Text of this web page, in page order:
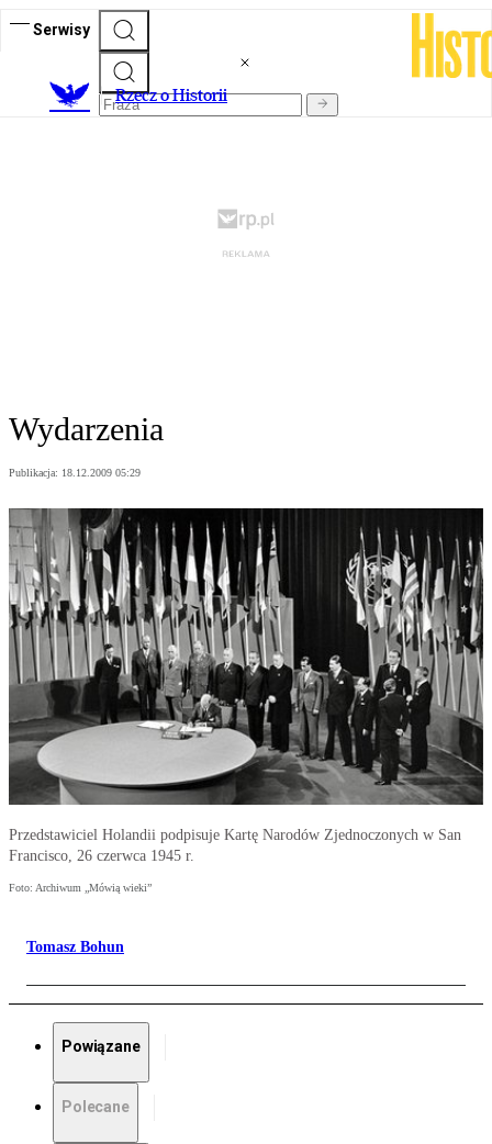
Serwisy
Rzecz o Historii
Wydarzenia
Publikacja: 18.12.2009 05:29
Przedstawiciel Holandii podpisuje Kartę Narodów Zjednoczonych w San
Francisco, 26 czerwca 1945 r.
Foto: Archiwum „Mówią wieki”
Tomasz Bohun
Powiązane
Polecane